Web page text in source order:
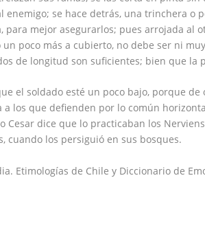
enemigo; se hace detrás, una trinchera o
para mejor asegurarlos; pues arrojada al
poco más a cubierto, no debe ser ni
de longitud son suficientes; bien que la
el soldado esté un poco bajo, porque
a los que defienden por lo común
Cesar dice que lo practicaban los
cuando los persiguió en sus bosques.
Etimologías de Chile y Diccionario de